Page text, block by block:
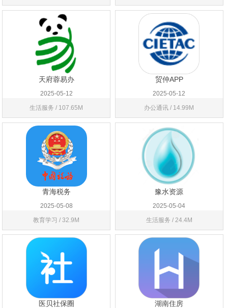
天府蓉易办
2025-05-12
生活服务 / 107.65M
贸仲APP
2025-05-12
办公通讯 / 14.99M
青海税务
2025-05-08
教育学习 / 32.9M
豫水资源
2025-05-04
生活服务 / 24.4M
医贝社保圈 湖南住房